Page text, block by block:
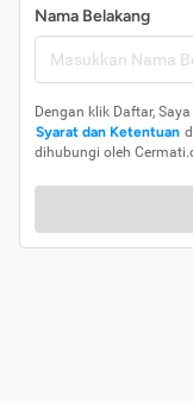
Nama Belakang
Dengan klik Daftar,
Syarat dan Ketentuan
dihubungi oleh